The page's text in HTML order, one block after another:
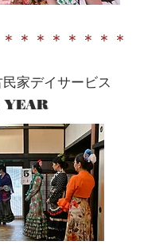
＊＊＊＊＊＊＊
家デイサービス
YEAR